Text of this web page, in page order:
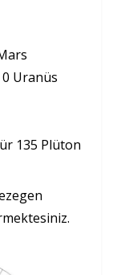
Uranüs
135 Plüton